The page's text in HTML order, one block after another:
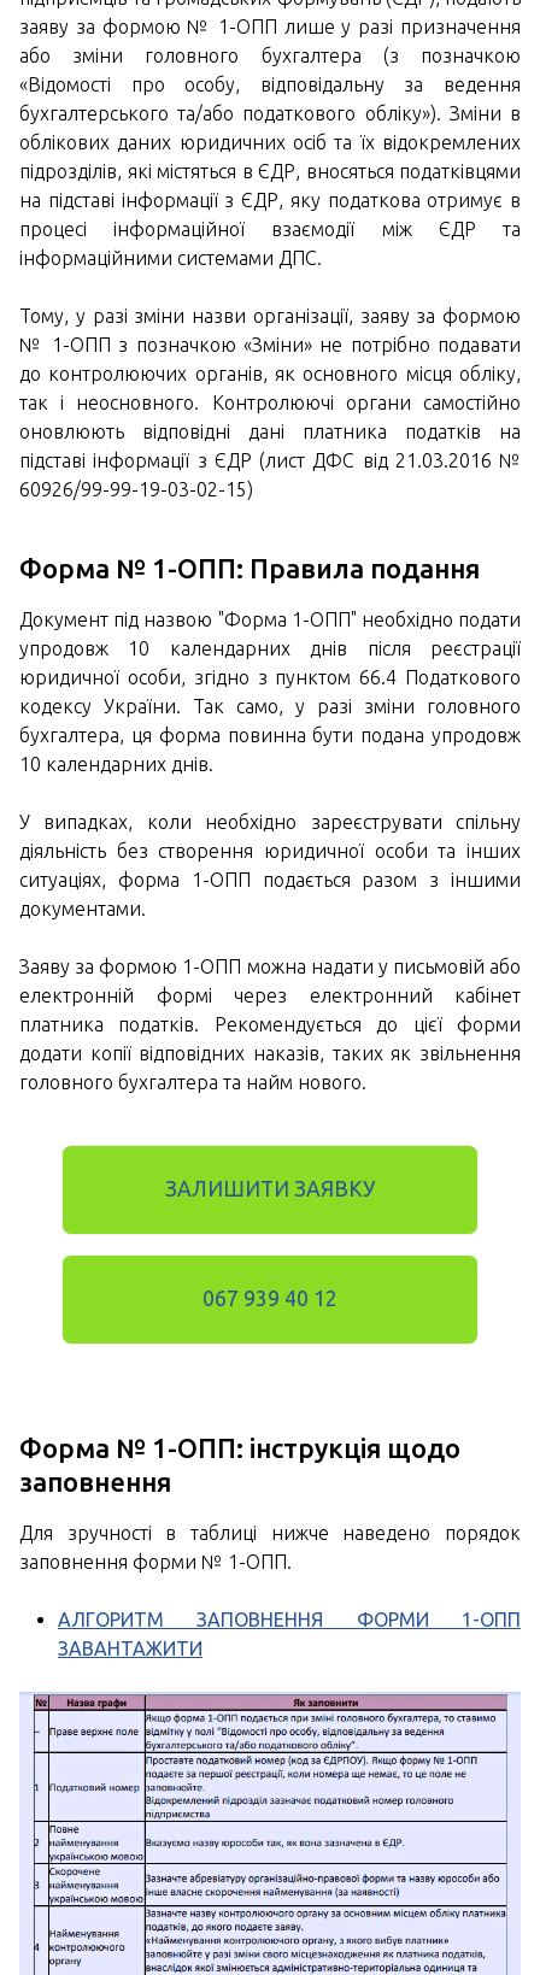
заяву за формою № 1-ОПП лише у разі призначення
або зміни головного бухгалтера (з позначкою
«Відомості про особу, відповідальну за ведення
бухгалтерського та/або податкового обліку»). Зміни в
облікових даних юридичних осіб та їх відокремлених
підрозділів, які містяться в ЄДР, вносяться податківцями
на підставі інформації з ЄДР, яку податкова отримує в
процесі інформаційної взаємодії між ЄДР та
інформаційними системами ДПС.
Тому, у разі зміни назви організації, заяву за формою
№ 1-ОПП з позначкою «Зміни» не потрібно подавати
до контролюючих органів, як основного місця обліку,
так і неосновного. Контролюючі органи самостійно
оновлюють відповідні дані платника податків на
підставі інформації з ЄДР (лист ДФС від 21.03.2016 №
60926/99-99-19-03-02-15)
Форма № 1-ОПП: Правила подання
Документ під назвою "Форма 1-ОПП" необхідно подати
упродовж 10 календарних днів після реєстрації
юридичної особи, згідно з пунктом 66.4 Податкового
кодексу України. Так само, у разі зміни головного
бухгалтера, ця форма повинна бути подана упродовж
10 календарних днів.
У випадках, коли необхідно зареєструвати спільну
діяльність без створення юридичної особи та інших
ситуаціях, форма 1-ОПП подається разом з іншими
документами.
Заяву за формою 1-ОПП можна надати у письмовій або
електронній формі через електронний кабінет
платника податків. Рекомендується до цієї форми
додати копії відповідних наказів, таких як звільнення
головного бухгалтера та найм нового.
ЗАЛИШИТИ ЗАЯВКУ
067 939 40 12
Форма № 1-ОПП: інструкція щодо
заповнення
Для зручності в таблиці нижче наведено порядок
заповнення форми № 1-ОПП.
АЛГОРИТМ ЗАПОВНЕННЯ ФОРМИ 1-ОПП
ЗАВАНТАЖИТИ